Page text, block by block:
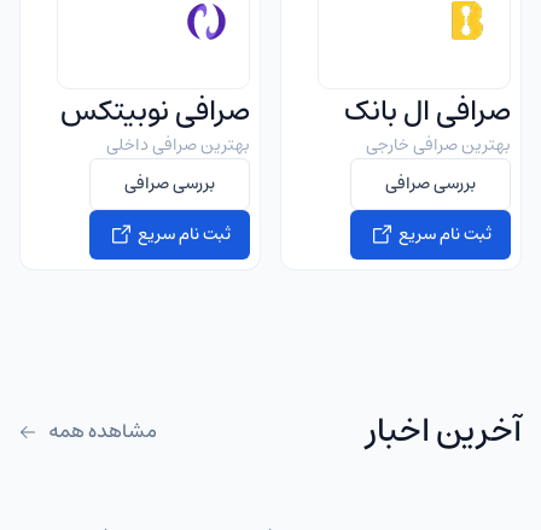
صرافی ال بانک
بهترین صرافی خارجی
بررسی صرافی
ثبت نام سریع
صرافی نوبیتکس
بهترین صرافی داخلی
بررسی صرافی
ثبت نام سریع
آخرین اخبار مشاهده همه